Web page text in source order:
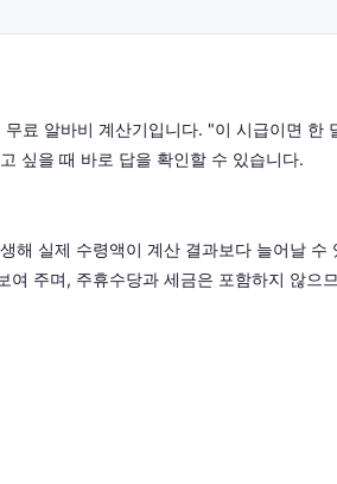
무료 알바비 계산기입니다. "이 시급이면 한
싶을 때 바로 답을 확인할 수 있습니다.
해 실제 수령액이 계산 결과보다 늘어날 수
주며, 주휴수당과 세금은 포함하지 않으므